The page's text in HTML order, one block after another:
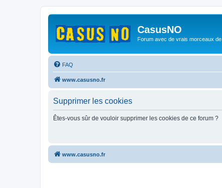
CasusNO
Forum avec de vrais morceaux de
FAQ
www.casusno.fr
Supprimer les cookies
Êtes-vous sûr de vouloir supprimer les cookies de ce forum ?
www.casusno.fr